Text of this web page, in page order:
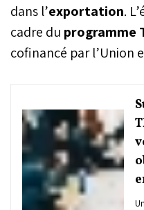
dans l’exportation.
cadre du programme
cofinancé par l’Union